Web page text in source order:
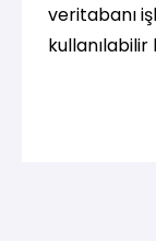
veritabanı
kullanılabilir